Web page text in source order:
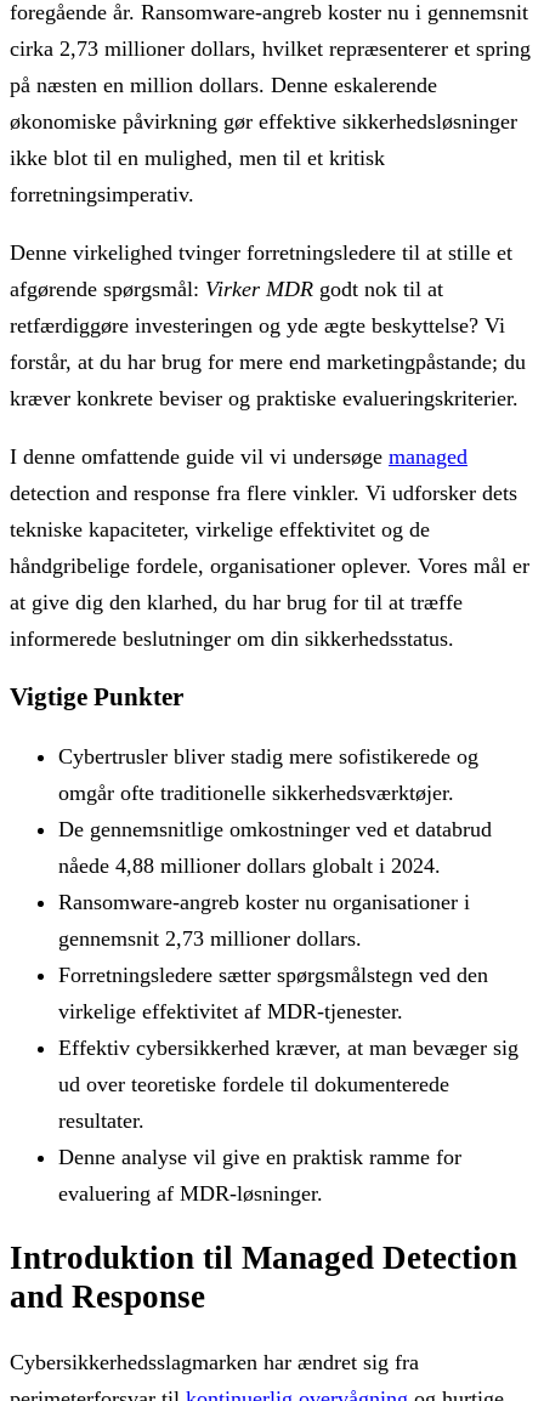
foregående år. Ransomware-angreb koster nu i gennemsnit
cirka 2,73 millioner dollars, hvilket repræsenterer et spring
på næsten en million dollars. Denne eskalerende
økonomiske påvirkning gør effektive sikkerhedsløsninger
ikke blot til en mulighed, men til et kritisk
forretningsimperativ.
Denne virkelighed tvinger forretningsledere til at stille et
afgørende spørgsmål: Virker MDR godt nok til at
retfærdiggøre investeringen og yde ægte beskyttelse? Vi
forstår, at du har brug for mere end marketingpåstande; du
kræver konkrete beviser og praktiske evalueringskriterier.
I denne omfattende guide vil vi undersøge managed
detection and response fra flere vinkler. Vi udforsker dets
tekniske kapaciteter, virkelige effektivitet og de
håndgribelige fordele, organisationer oplever. Vores mål er
at give dig den klarhed, du har brug for til at træffe
informerede beslutninger om din sikkerhedsstatus.
Vigtige Punkter
Cybertrusler bliver stadig mere sofistikerede og
omgår ofte traditionelle sikkerhedsværktøjer.
De gennemsnitlige omkostninger ved et databrud
nåede 4,88 millioner dollars globalt i 2024.
Ransomware-angreb koster nu organisationer i
gennemsnit 2,73 millioner dollars.
Forretningsledere sætter spørgsmålstegn ved den
virkelige effektivitet af MDR-tjenester.
Effektiv cybersikkerhed kræver, at man bevæger sig
ud over teoretiske fordele til dokumenterede
resultater.
Denne analyse vil give en praktisk ramme for
evaluering af MDR-løsninger.
Introduktion til Managed Detection
and Response
Cybersikkerhedsslagmarken har ændret sig fra